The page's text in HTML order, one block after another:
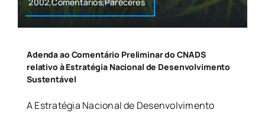
Adenda ao Comentário Preliminar do CNADS
relativo à Estratégia Nacional de Desenvolvimento
Sustentável
A Estratégia Nacional de Desenvolvimento